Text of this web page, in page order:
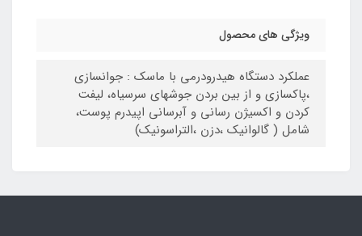
ویژگی های محصول
عملکرد دستگاه هیدرودرمی با ماسک : جوانسازی
،پاکسازی و از بين بردن جوشهای سرسياه، ليفت
کردن و اکسيژن رسانی و آبرسانی اپيدرم پوست،
شامل ( گالوانيک ،دزن ،التراسونيک)